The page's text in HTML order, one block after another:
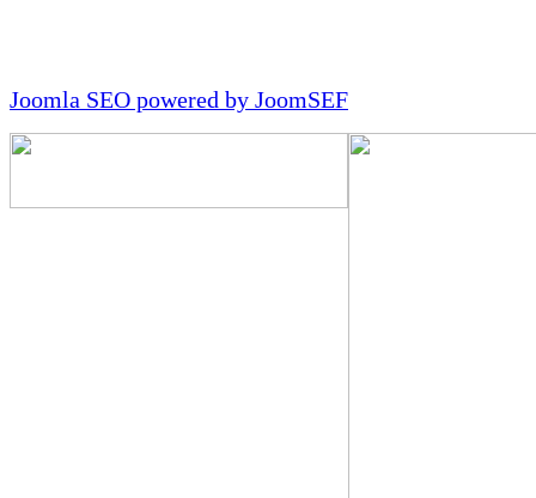
Joomla SEO powered by JoomSEF